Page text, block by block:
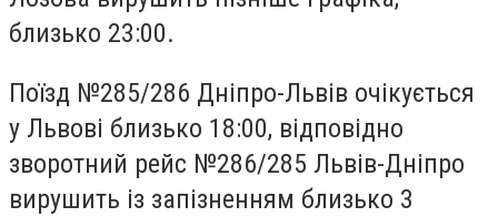
близько 23:00.
Поїзд №285/286 Дніпро-Львів очікується
у Львові близько 18:00, відповідно
зворотний рейс №286/285 Львів-Дніпро
вирушить із запізненням близько 3